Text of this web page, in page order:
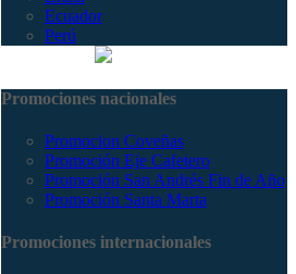
Ecuador
Perú
Promociones nacionales
Promocion Coveñas
Promoción Eje Cafetero
Promoción San Andrés Fin de Año
Promoción Santa Marta
Promociones internacionales